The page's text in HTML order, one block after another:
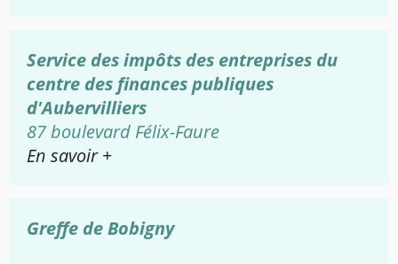
Service des impôts des entreprises du
centre des finances publiques
d'Aubervilliers
87 boulevard Félix-Faure
En savoir +
Greffe de Bobigny